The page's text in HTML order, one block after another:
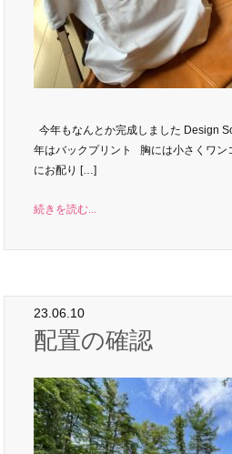
今年もなんとか完成しました Design
年はバックプリント 胸には小さくワ
にお配り […]
続きを読む...
23.06.10
配置の確認